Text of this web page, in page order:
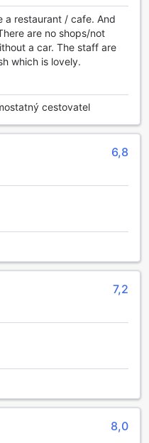
i pokročilým hráčům, a
tréninky i přátelské
umístěnými sítěmi
které vás vtáhnou
úderů.
a poskytuje tak nejen
příjemné prostředí pro
využít možnost
jen pro zábavu,
je skvělým místem
pro váš komfort
nabízí svým hostům
která zajišťují
klíčové služby patří
které vám umožní
Kromě toho je k
takže si můžete
společenských
zóna, která zajišťuje
nabízí expresní
příjezd i odjezd.
vaše ubytování bude
návraty. A pokud
využít služeb prádelny
soustředit se na to, co
a restaurant / cafe. And
are no shops/not
a car. The staff are
which is lovely.
cestovatel
6,8
7,2
8,0